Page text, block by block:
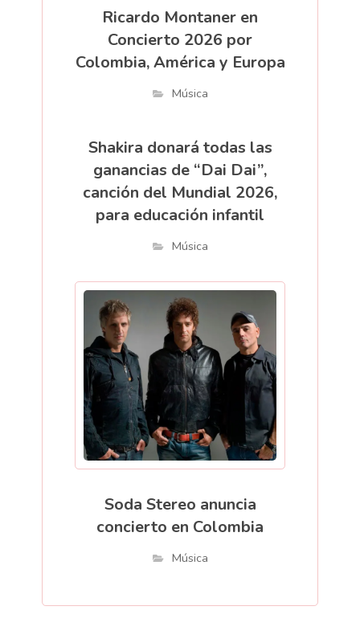
Ricardo Montaner en
Concierto 2026 por
Colombia, América y Europa
Música
Shakira donará todas las
ganancias de “Dai Dai”,
canción del Mundial 2026,
para educación infantil
Música
Soda Stereo anuncia
concierto en Colombia
Música